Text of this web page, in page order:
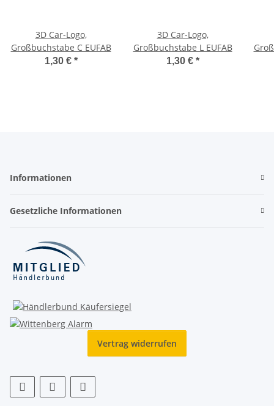
3D Car-Logo,
Großbuchstabe C EUFAB
1,30 € *
3D Car-Logo,
Großbuchstabe L EUFAB
1,30 € *
Informationen
Gesetzliche Informationen
Vertrag widerrufen